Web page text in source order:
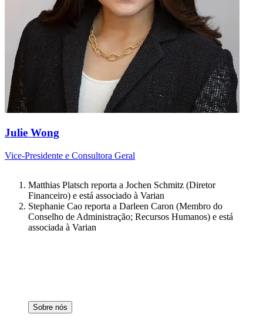
Julie Wong
Vice-Presidente e Consultora Geral
Matthias Platsch reporta a Jochen Schmitz (Diretor
Financeiro) e está associado à Varian
Stephanie Cao reporta a Darleen Caron (Membro do
Conselho de Administração; Recursos Humanos) e está
associada à Varian
Sobre nós